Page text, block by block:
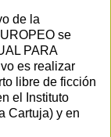
de la
se
PARA
es realizar
libre de ficción
el Instituto
Cartuja) y en